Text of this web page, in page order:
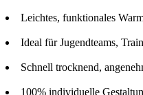
Leichtes, funktionales
Ideal für Jugendteams,
Schnell trocknend,
100% individuelle